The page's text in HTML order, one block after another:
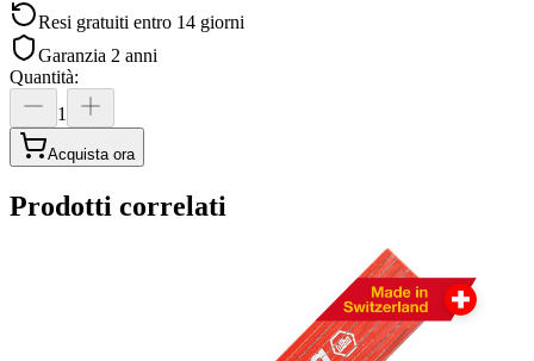
Resi gratuiti entro 14 giorni
Garanzia 2 anni
Quantità:
1
Acquista ora
Prodotti correlati